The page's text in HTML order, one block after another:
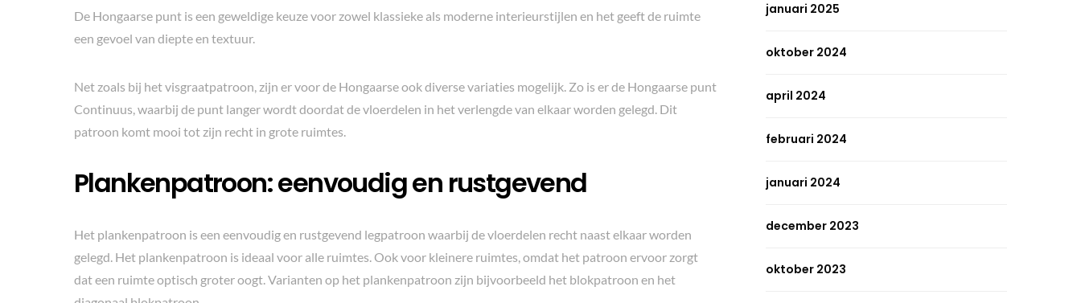
De Hongaarse punt is een geweldige keuze voor zowel klassieke als moderne interieurstijlen en het geeft de ruimte
een gevoel van diepte en textuur.
Net zoals bij het visgraatpatroon, zijn er voor de Hongaarse ook diverse variaties mogelijk. Zo is er de Hongaarse punt
Continuus, waarbij de punt langer wordt doordat de vloerdelen in het verlengde van elkaar worden gelegd. Dit
patroon komt mooi tot zijn recht in grote ruimtes.
Plankenpatroon: eenvoudig en rustgevend
Het plankenpatroon is een eenvoudig en rustgevend legpatroon waarbij de vloerdelen recht naast elkaar worden
gelegd. Het plankenpatroon is ideaal voor alle ruimtes. Ook voor kleinere ruimtes, omdat het patroon ervoor zorgt
dat een ruimte optisch groter oogt. Varianten op het plankenpatroon zijn bijvoorbeeld het blokpatroon en het
januari 2025
oktober 2024
april 2024
februari 2024
januari 2024
december 2023
oktober 2023